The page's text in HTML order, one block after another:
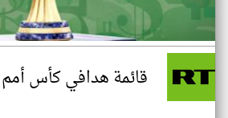
قائمة هدافي كأس أمم